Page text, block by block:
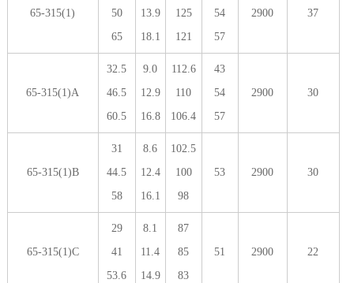
65-315(1)
50
65
13.9
18.1
125
121
54
57
2900 37
65-315(1)A
32.5
46.5
60.5
9.0
12.9
16.8
112.6
110
106.4
43
54
57
2900 30
65-315(1)B
31
44.5
58
8.6
12.4
16.1
102.5
100
98
53 2900 30
65-315(1)C
29
41
53.6
8.1
11.4
14.9
87
85
83
51 2900 22